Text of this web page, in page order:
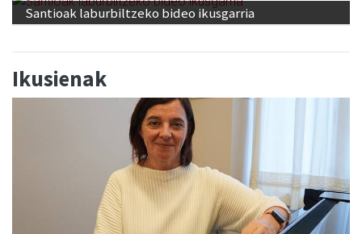
Santioak laburbiltzeko bideo ikusgarria
Ikusienak